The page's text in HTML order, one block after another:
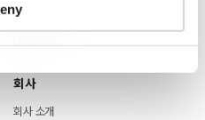
LLM Capsule
회사
회사 소개